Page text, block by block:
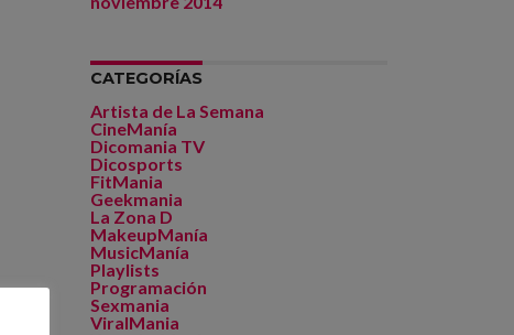
CATEGORÍAS
Artista de La Semana
CineManía
Dicomania TV
Dicosports
FitMania
Geekmania
La Zona D
MakeupManía
MusicManía
Playlists
Programación
Sexmania
ViralMania